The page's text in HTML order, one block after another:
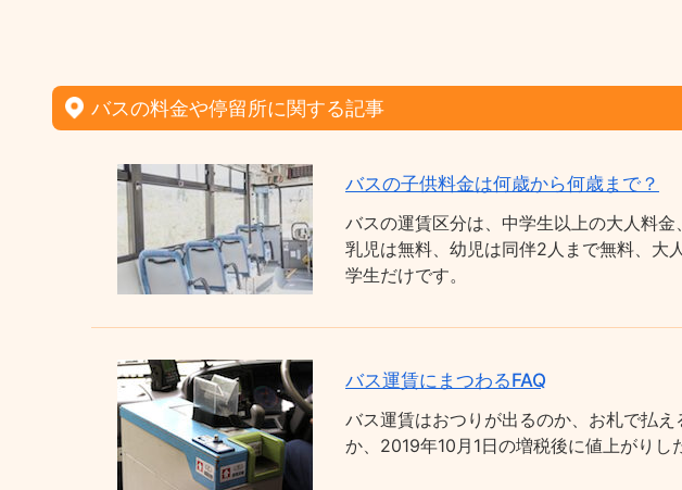
バスの料金や停留所に関する記事
バスの子供料金は何歳から何歳まで？
バスの運賃区分は、中学生以上の大人料
乳児は無料、幼児は同伴2人まで無料、大
学生だけです。
バス運賃にまつわるFAQ
バス運賃はおつりが出るのか、お札で払
か、2019年10月1日の増税後に値上がりし